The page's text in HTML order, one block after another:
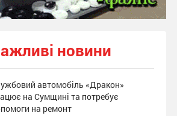
новини
автомобіль «Дракон»
на Сумщині та потребує
на ремонт